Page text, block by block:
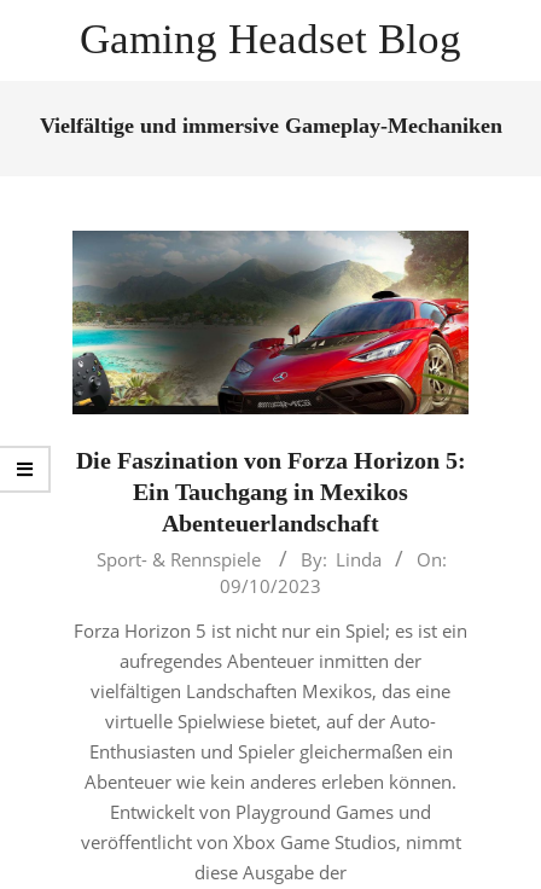
Gaming Headset Blog
Navigation
Vielfältige und immersive Gameplay-Mechaniken
Die Faszination von Forza Horizon 5:
Ein Tauchgang in Mexikos
Abenteuerlandschaft
2023-
Sport- & Rennspiele By: Linda
On:
09/10/2023
Forza Horizon 5 ist nicht nur ein Spiel; es ist ein
aufregendes Abenteuer inmitten der
vielfältigen Landschaften Mexikos, das eine
virtuelle Spielwiese bietet, auf der Auto-
Enthusiasten und Spieler gleichermaßen ein
Abenteuer wie kein anderes erleben können.
Entwickelt von Playground Games und
veröffentlicht von Xbox Game Studios, nimmt
diese Ausgabe der